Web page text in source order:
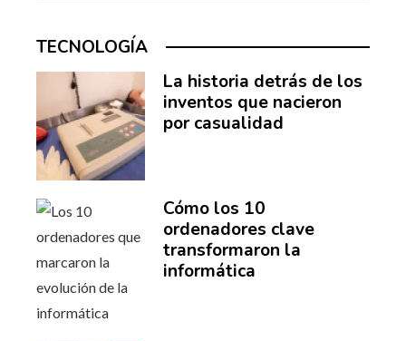
TECNOLOGÍA
La historia detrás de los
inventos que nacieron
por casualidad
Cómo los 10
ordenadores clave
transformaron la
informática